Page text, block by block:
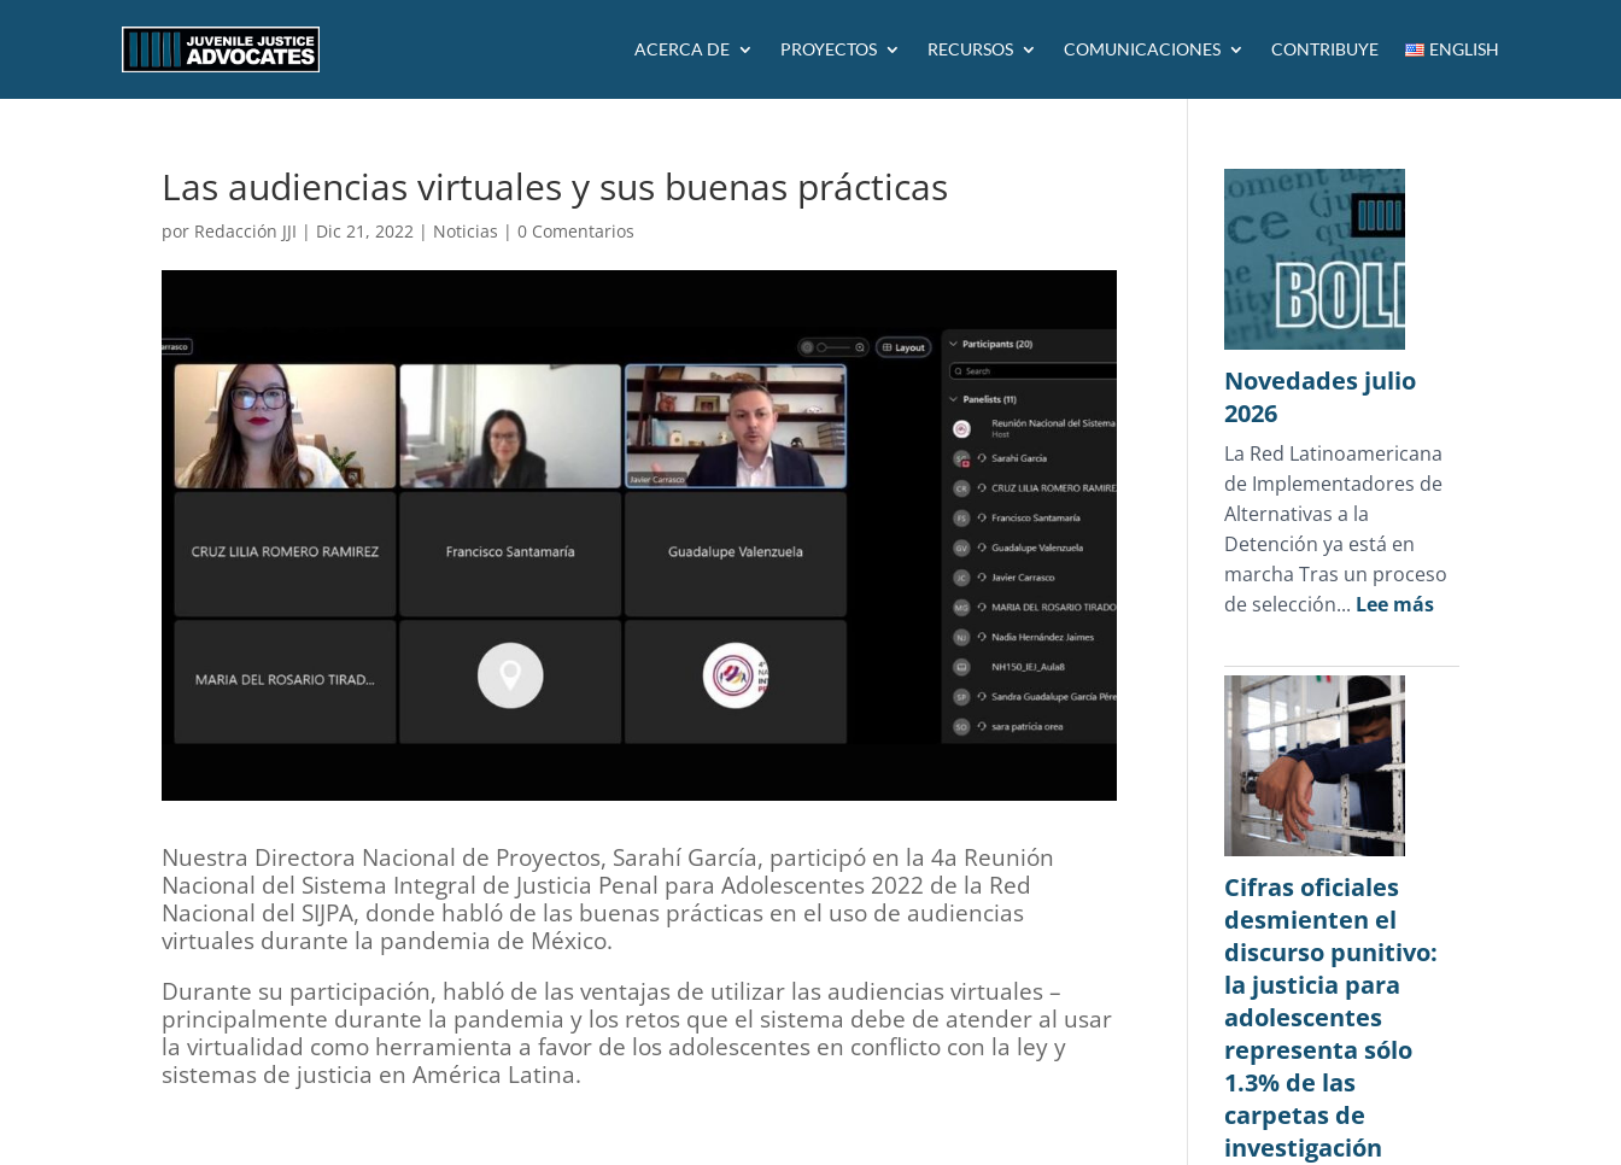
ACERCA DE PROYECTOS RECURSOS COMUNICACIONES CONTRIBUYE ENGLISH
Las audiencias virtuales y sus buenas prácticas
por Redacción JJI | Dic 21, 2022 | Noticias |0 Comentarios
Nuestra Directora Nacional de Proyectos, Sarahí García, participó en la 4a Reunión
Nacional del Sistema Integral de Justicia Penal para Adolescentes 2022 de la Red
Nacional del SIJPA, donde habló de las buenas prácticas en el uso de audiencias
virtuales durante la pandemia de México.
Durante su participación, habló de las ventajas de utilizar las audiencias virtuales –
principalmente durante la pandemia y los retos que el sistema debe de atender al usar
la virtualidad como herramienta a favor de los adolescentes en conflicto con la ley y
sistemas de justicia en América Latina.
Novedades julio
2026
La Red Latinoamericana
de Implementadores de
Alternativas a la
Detención ya está en
marcha Tras un proceso
de selección... Lee más:
julio
Cifras oficiales
desmienten el
discurso punitivo:
la justicia para
adolescentes
representa sólo
1.3% de las
carpetas de
investigación